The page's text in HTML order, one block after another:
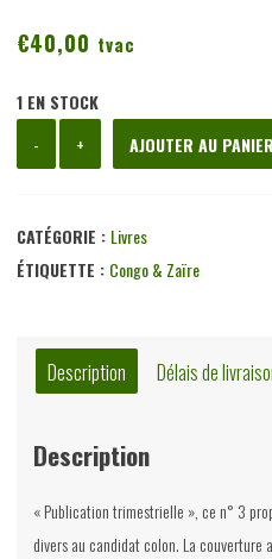
€40,00 tvac
1 EN STOCK
-
de
sommaire
pour
se
rendant
Katanga,
divers,
+ AJOUTER AU PANIER
CATÉGORIE : Livres
ÉTIQUETTE : Congo & Zaïre
Description Délais de
Description
« Publication trimestrielle », ce n° 3
divers au candidat colon. La couverture